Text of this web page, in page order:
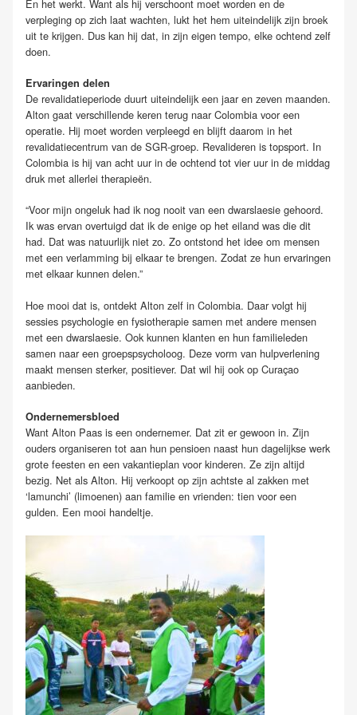
En het werkt. Want als hij verschoont moet worden en de
verpleging op zich laat wachten, lukt het hem uiteindelijk zijn broek
uit te krijgen. Dus kan hij dat, in zijn eigen tempo, elke ochtend zelf
doen.
Ervaringen delen
De revalidatieperiode duurt uiteindelijk een jaar en zeven maanden.
Alton gaat verschillende keren terug naar Colombia voor een
operatie. Hij moet worden verpleegd en blijft daarom in het
revalidatiecentrum van de SGR-groep. Revalideren is topsport. In
Colombia is hij van acht uur in de ochtend tot vier uur in de middag
druk met allerlei therapieën.
“Voor mijn ongeluk had ik nog nooit van een dwarslaesie gehoord.
Ik was ervan overtuigd dat ik de enige op het eiland was die dit
had. Dat was natuurlijk niet zo. Zo ontstond het idee om mensen
met een verlamming bij elkaar te brengen. Zodat ze hun ervaringen
met elkaar kunnen delen.”
Hoe mooi dat is, ontdekt Alton zelf in Colombia. Daar volgt hij
sessies psychologie en fysiotherapie samen met andere mensen
met een dwarslaesie. Ook kunnen klanten en hun familieleden
samen naar een groepspsycholoog. Deze vorm van hulpverlening
maakt mensen sterker, positiever. Dat wil hij ook op Curaçao
aanbieden.
Ondernemersbloed
Want Alton Paas is een ondernemer. Dat zit er gewoon in. Zijn
ouders organiseren tot aan hun pensioen naast hun dagelijkse werk
grote feesten en een vakantieplan voor kinderen. Ze zijn altijd
bezig. Net als Alton. Hij verkoopt op zijn achtste al zakken met
‘lamunchi’ (limoenen) aan familie en vrienden: tien voor een
gulden. Een mooi handeltje.